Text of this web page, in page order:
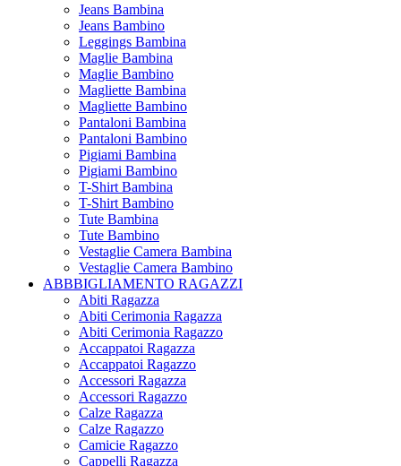
Jeans Bambina
Jeans Bambino
Leggings Bambina
Maglie Bambina
Maglie Bambino
Magliette Bambina
Magliette Bambino
Pantaloni Bambina
Pantaloni Bambino
Pigiami Bambina
Pigiami Bambino
T-Shirt Bambina
T-Shirt Bambino
Tute Bambina
Tute Bambino
Vestaglie Camera Bambina
Vestaglie Camera Bambino
ABBBIGLIAMENTO RAGAZZI
Abiti Ragazza
Abiti Cerimonia Ragazza
Abiti Cerimonia Ragazzo
Accappatoi Ragazza
Accappatoi Ragazzo
Accessori Ragazza
Accessori Ragazzo
Calze Ragazza
Calze Ragazzo
Camicie Ragazzo
Cappelli Ragazza